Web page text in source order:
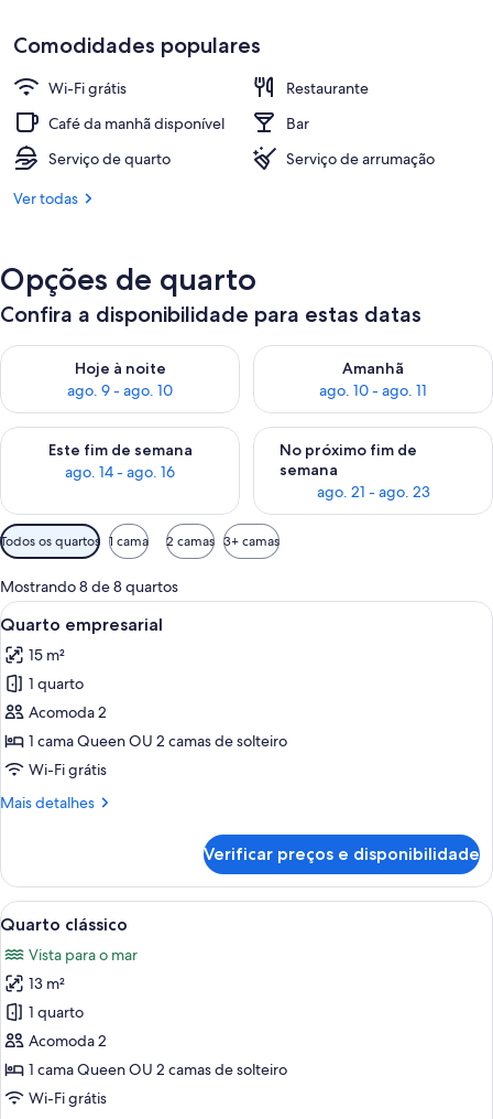
Saguão
Comodidades populares
Wi-Fi grátis
Restaurante
Café da manhã disponível
Bar
Serviço de quarto
Serviço de arrumação
Ver todas
Opções de quarto
Confira a disponibilidade para estas datas
Hoje à noite
ago. 9 - ago. 10
Verifica a disponibilidade para esta noite, ago. 9 - ago. 10
Amanhã
ago. 10 - ago. 11
Verifica a disponibilidade
Este fim de semana
ago. 14 - ago. 16
Verifica a disponibilidade para este fim de semana, ago. 14 -
No próximo fim de
semana
ago. 21 - ago. 23
Verifica a disponibilidade
Filtros
disponíveis
para
os
quartos
Todos os quartos 1 cama 2 camas 3+ camas
Mostrando 8 de 8 quartos
Carrega
todas
as
fotos
de
Quarto
empresarial
Quarto de hotel com duas camas,
7
Quarto empresarial
15 m²
1 quarto
Acomoda 2
1 cama Queen OU 2 camas de solteiro
Wi-Fi grátis
Mais detalhes
Mais
empresarial
Verificar preços e disponibilidade
Carrega
todas
as
fotos
de
Quarto
clássico
Quarto de hotel com uma cama
12
Quarto clássico
Vista para o mar
13 m²
1 quarto
Acomoda 2
1 cama Queen OU 2 camas de solteiro
Wi-Fi grátis